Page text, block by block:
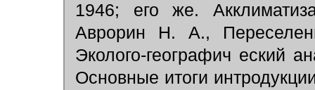
1946; его же.
Аврорин Н. А.,
Эколого-географич еский
Основные итоги